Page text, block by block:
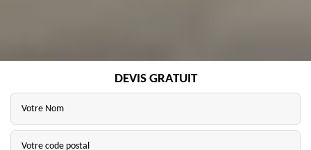
DEVIS GRATUIT